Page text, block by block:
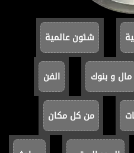
شئون عالمية
مال و بنوك الفن
من كل مكان